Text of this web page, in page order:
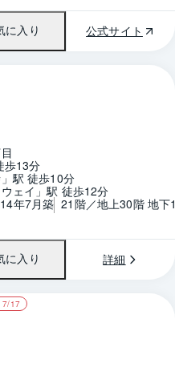
に入り 公式サイト
1 / 0 間取り
歩13分
駅 徒歩10分
ェイ」駅 徒歩12分
年7月築 21階／地上30階 地下
に入り 詳細
1 / 0 間取り
7/17